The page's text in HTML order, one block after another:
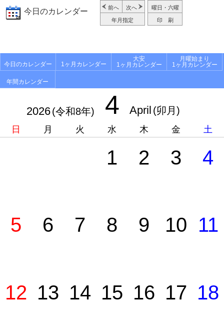
今日のカレンダー 前へ 次へ
年月指定
曜日・六曜
印 刷
今日のカレンダー 1ヶ月カレンダー
大安
1ヶ月カレンダー
月曜始まり
1ヶ月カレンダー
年間カレンダー
2026(令和8年) 4 April (卯月)
日 月 火 水 木 金 土
1 2 3 4
5 6 7 8 9 10 11
12 13 14 15 16 17 18